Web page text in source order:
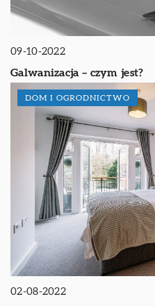
09-10-2022
Galwanizacja – czym jest?
DOM I OGRODNICTWO
02-08-2022